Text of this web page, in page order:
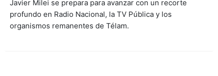
Javier Milei se prepara para avanzar con un recorte
profundo en Radio Nacional, la TV Pública y los
organismos remanentes de Télam.